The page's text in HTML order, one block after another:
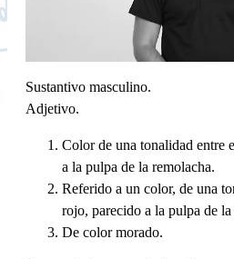
Sustantivo masculino.
Adjetivo.
Color de una tonalidad entre
a la pulpa de la remolacha.
Referido a un color, de una
rojo, parecido a la pulpa de la
De color morado.